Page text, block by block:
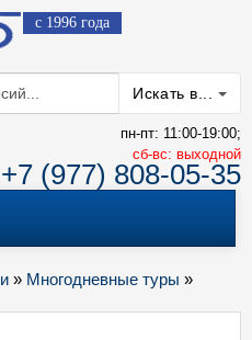
с 1996 года
Искать в...
пн-пт: 11:00-19:00;
cб-вс: выходной
+7 (977) 808-05-35
» Многодневные туры »